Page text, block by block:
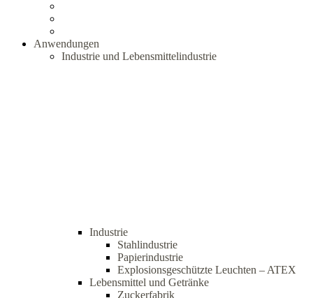
Anwendungen
Industrie und Lebensmittelindustrie
Industrie
Stahlindustrie
Papierindustrie
Explosionsgeschützte Leuchten – ATEX
Lebensmittel und Getränke
Zuckerfabrik